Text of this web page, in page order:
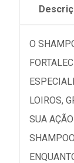
O
LOIROS,
SUA